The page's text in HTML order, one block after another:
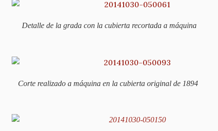
Detalle de la grada con la cubierta recortada a máquina
Corte realizado a máquina en la cubierta original de 1894